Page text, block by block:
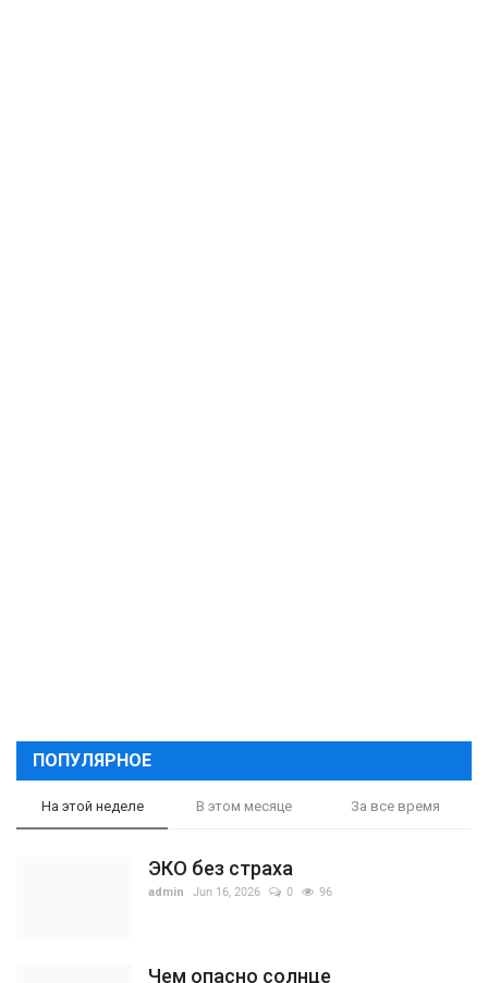
ПОПУЛЯРНОЕ
На этой неделе В этом месяце За все время
ЭКО без страха
admin Jun 16, 2026 0 96
Чем опасно солнце